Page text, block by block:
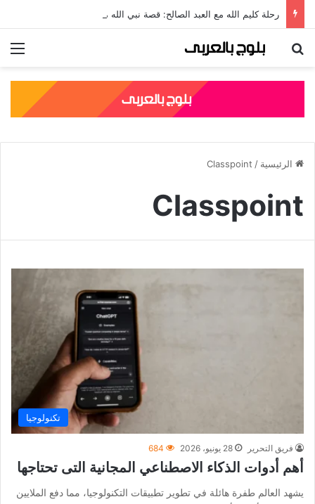
بحث عن
الرئيسية /
Classpoint
Classpoint
تكنولوجيا
فريق التحرير 28 يونيو، 2026 684
أهم أدوات الذكاء الاصطناعي المجانية التى تحتاجها
يشهد العالم طفرة هائلة في تطوير تطبيقات التكنولوجيا، مما دفع الملايين